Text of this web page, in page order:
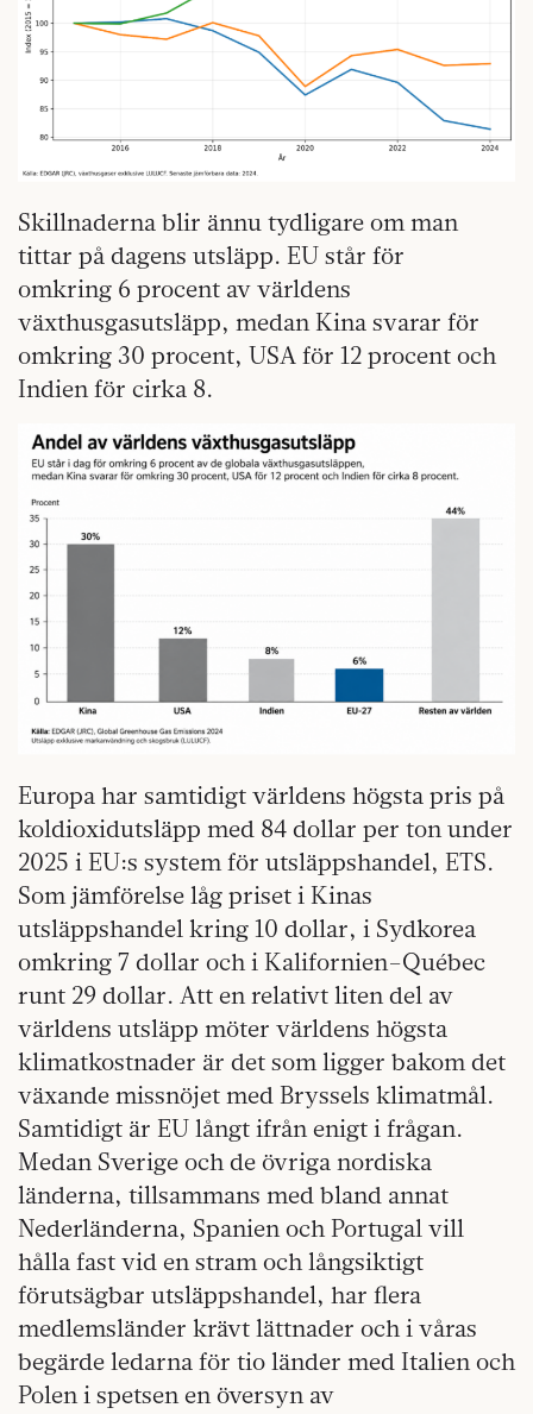
Skillnaderna blir ännu tydligare om man
tittar på dagens utsläpp. EU står för
omkring 6 procent av världens
växthusgasutsläpp, medan Kina svarar för
omkring 30 procent, USA för 12 procent och
Indien för cirka 8.
Europa har samtidigt världens högsta pris på
koldioxidutsläpp med 84 dollar per ton under
2025 i EU:s system för utsläppshandel, ETS.
Som jämförelse låg priset i Kinas
utsläppshandel kring 10 dollar, i Sydkorea
omkring 7 dollar och i Kalifornien–Québec
runt 29 dollar. Att en relativt liten del av
världens utsläpp möter världens högsta
klimatkostnader är det som ligger bakom det
växande missnöjet med Bryssels klimatmål.
Samtidigt är EU långt ifrån enigt i frågan.
Medan Sverige och de övriga nordiska
länderna, tillsammans med bland annat
Nederländerna, Spanien och Portugal vill
hålla fast vid en stram och långsiktigt
förutsägbar utsläppshandel, har flera
medlemsländer krävt lättnader och i våras
begärde ledarna för tio länder med Italien och
Polen i spetsen en översyn av